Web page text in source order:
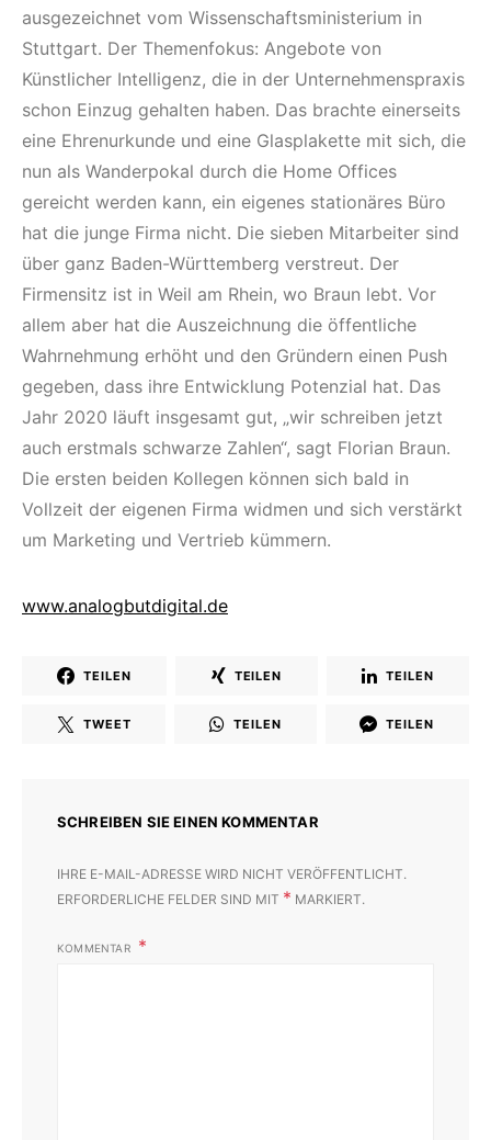
ausgezeichnet vom Wissenschaftsministerium in
Stuttgart. Der Themenfokus: Angebote von
Künstlicher Intelligenz, die in der Unternehmenspraxis
schon Einzug gehalten haben. Das brachte einerseits
eine Ehrenurkunde und eine Glasplakette mit sich, die
nun als Wanderpokal durch die Home Offices
gereicht werden kann, ein eigenes stationäres Büro
hat die junge Firma nicht. Die sieben Mitarbeiter sind
über ganz Baden-Württemberg verstreut. Der
Firmensitz ist in Weil am Rhein, wo Braun lebt. Vor
allem aber hat die Auszeichnung die öffentliche
Wahrnehmung erhöht und den Gründern einen Push
gegeben, dass ihre Entwicklung Potenzial hat. Das
Jahr 2020 läuft insgesamt gut, „wir schreiben jetzt
auch erstmals schwarze Zahlen“, sagt Florian Braun.
Die ersten beiden Kollegen können sich bald in
Vollzeit der eigenen Firma widmen und sich verstärkt
um Marketing und Vertrieb kümmern.
www.analogbutdigital.de
TEILEN TEILEN TEILEN
TWEET TEILEN TEILEN
SCHREIBEN SIE EINEN KOMMENTAR
IHRE E-MAIL-ADRESSE WIRD NICHT VERÖFFENTLICHT.
ERFORDERLICHE FELDER SIND MIT * MARKIERT.
KOMMENTAR